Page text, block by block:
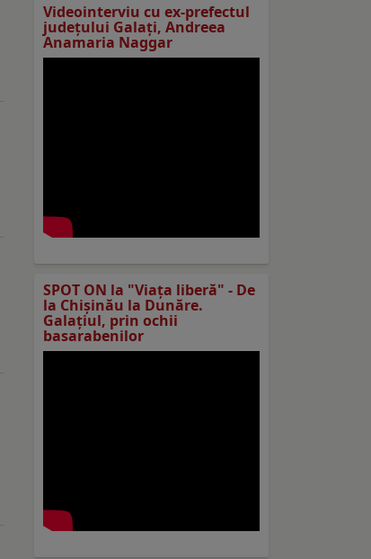
Videointerviu cu ex-prefectul
judeţului Galaţi, Andreea
Anamaria Naggar
SPOT ON la "Viaţa liberă" - De
la Chișinău la Dunăre.
Galațiul, prin ochii
basarabenilor